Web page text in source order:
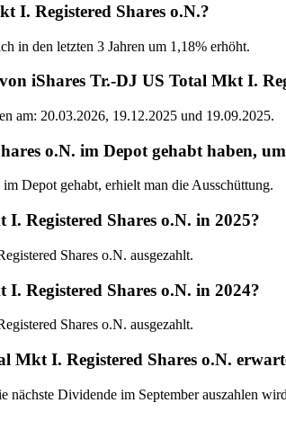
I. Registered Shares o.N.?
in den letzten 3 Jahren um 1,18% erhöht.
iShares Tr.-DJ US Total Mkt I.
am: 20.03.2026, 19.12.2025 und 19.09.2025.
o.N. im Depot gehabt haben,
Depot gehabt, erhielt man die Ausschüttung.
Registered Shares o.N. in 2025?
Shares o.N. ausgezahlt.
Registered Shares o.N. in 2024?
Shares o.N. ausgezahlt.
Mkt I. Registered Shares o.N.
nächste Dividende im September auszahlen